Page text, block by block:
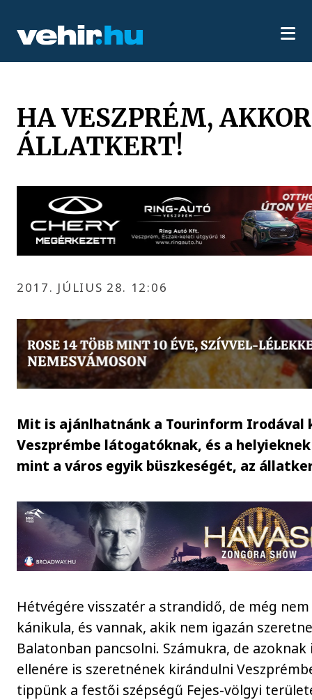
HA VESZPRÉM, AKKOR
ÁLLATKERT!
2017. JÚLIUS 28. 12:06
Mit is ajánlhatnánk a Tourinform Irodával
Veszprémbe látogatóknak, és a
mint a város egyik büszkeségét, az
Hétvégére visszatér a strandidő, de még nem
kánikula, és vannak, akik nem igazán
Balatonban pancsolni. Számukra, de
ellenére is szeretnének kirándulni
tippünk a festői szépségű Fejes-völgyi